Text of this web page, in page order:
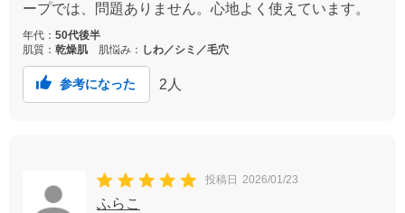
ープでは、問題ありません。心地よく使えています。
年代： 50代後半
肌質： 乾燥肌 肌悩み： しわ／シミ／毛穴
参考になった 2 人
投稿日 2026/01/23
ふらこ